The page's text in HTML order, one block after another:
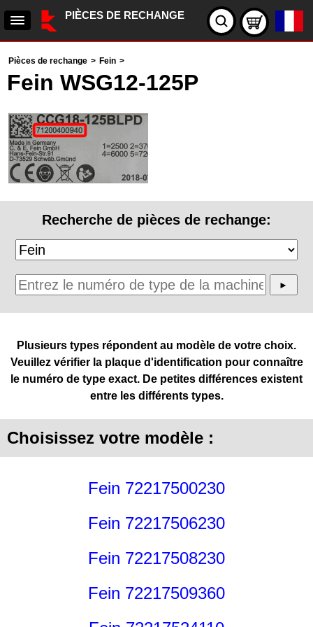
PIÈCES DE RECHANGE
Pièces de rechange > Fein >
Fein WSG12-125P
Recherche de pièces de rechange:
Plusieurs types répondent au modèle de votre choix.
Veuillez vérifier la plaque d'identification pour connaître
le numéro de type exact. De petites différences existent
entre les différents types.
Choisissez votre modèle :
Fein 72217500230
Fein 72217506230
Fein 72217508230
Fein 72217509360